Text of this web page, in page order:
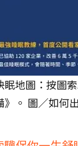
眠地圖：按圖
》。 圖／如何